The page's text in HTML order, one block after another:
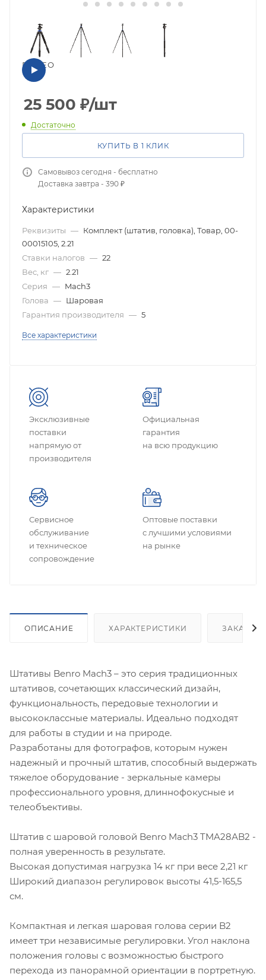
ВИДЕО
25 500 ₽/шт
Достаточно
КУПИТЬ В 1 КЛИК
Самовывоз сегодня - бесплатно
Доставка завтра - 390 ₽
Характеристики
Реквизиты — Комплект (штатив, головка), Товар, 00-
00015105, 2.21
Ставки налогов — 22
Вес, кг — 2.21
Серия — Mach3
Голова — Шаровая
Гарантия производителя — 5
Все характеристики
Эксклюзивные
поставки
напрямую от
производителя
Официальная
гарантия
на всю продукцию
Сервисное
обслуживание
и техническое
сопровождение
Оптовые поставки
с лучшими условиями
на рынке
ОПИСАНИЕ ХАРАКТЕРИСТИКИ
Штативы Benro Mach3 – это серия традиционных
штативов, сочетающих классический дизайн,
функциональность, передовые технологии и
высококлассные материалы. Идеально подходят
для работы в студии и на природе.
Разработаны для фотографов, которым нужен
надежный и прочный штатив, способный выдержать
тяжелое оборудование - зеркальные камеры
профессионального уровня, длиннофокусные и
телеобъективы.
Штатив c шаровой головой Benro Mach3 TMA28АB2 -
полная уверенность в результате.
Высокая допустимая нагрузка 14 кг при весе 2,21 кг
Широкий диапазон регулировок высоты 41,5-165,5
см.
Компактная и легкая шаровая голова серии B2
имеет три независимые регулировки. Угол наклона
положения головы с возможностью быстрого
перехода из панорамной ориентации в портретную.